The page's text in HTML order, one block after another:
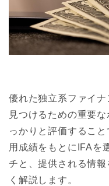
優れた独立系ファイ
見つけるための重要
っかりと評価するこ
用成績をもとにIFAを
チと、提供される情
く解説します。